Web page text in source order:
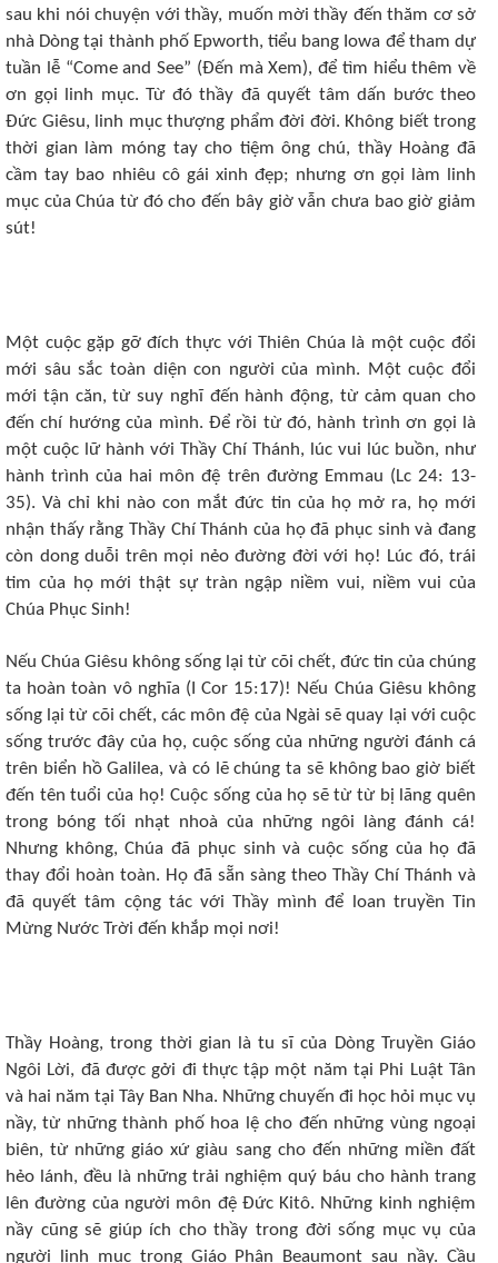
sau khi nói chuyện với thầy, muốn mời thầy đến thăm cơ sở
nhà Dòng tại thành phố Epworth, tiểu bang Iowa để tham dự
tuần lễ “Come and See” (Đến mà Xem), để tìm hiểu thêm về
ơn gọi linh mục. Từ đó thầy đã quyết tâm dấn bước theo
Đức Giêsu, linh mục thượng phẩm đời đời. Không biết trong
thời gian làm móng tay cho tiệm ông chú, thầy Hoàng đã
cầm tay bao nhiêu cô gái xinh đẹp; nhưng ơn gọi làm linh
mục của Chúa từ đó cho đến bây giờ vẫn chưa bao giờ giảm
sút!
Một cuộc gặp gỡ đích thực với Thiên Chúa là một cuộc đổi
mới sâu sắc toàn diện con người của mình. Một cuộc đổi
mới tận căn, từ suy nghĩ đến hành động, từ cảm quan cho
đến chí hướng của mình. Để rồi từ đó, hành trình ơn gọi là
một cuộc lữ hành với Thầy Chí Thánh, lúc vui lúc buồn, như
hành trình của hai môn đệ trên đường Emmau (Lc 24: 13-
35). Và chỉ khi nào con mắt đức tin của họ mở ra, họ mới
nhận thấy rằng Thầy Chí Thánh của họ đã phục sinh và đang
còn dong duỗi trên mọi nẻo đường đời với họ! Lúc đó, trái
tim của họ mới thật sự tràn ngập niềm vui, niềm vui của
Chúa Phục Sinh!
Nếu Chúa Giêsu không sống lại từ cõi chết, đức tin của chúng
ta hoàn toàn vô nghĩa (I Cor 15:17)! Nếu Chúa Giêsu không
sống lại từ cõi chết, các môn đệ của Ngài sẽ quay lại với cuộc
sống trước đây của họ, cuộc sống của những người đánh cá
trên biển hồ Galilea, và có lẽ chúng ta sẽ không bao giờ biết
đến tên tuổi của họ! Cuộc sống của họ sẽ từ từ bị lãng quên
trong bóng tối nhạt nhoà của những ngôi làng đánh cá!
Nhưng không, Chúa đã phục sinh và cuộc sống của họ đã
thay đổi hoàn toàn. Họ đã sẵn sàng theo Thầy Chí Thánh và
đã quyết tâm cộng tác với Thầy mình để loan truyền Tin
Mừng Nước Trời đến khắp mọi nơi!
Thầy Hoàng, trong thời gian là tu sĩ của Dòng Truyền Giáo
Ngôi Lời, đã được gởi đi thực tập một năm tại Phi Luật Tân
và hai năm tại Tây Ban Nha. Những chuyến đi học hỏi mục vụ
nầy, từ những thành phố hoa lệ cho đến những vùng ngoại
biên, từ những giáo xứ giàu sang cho đến những miền đất
hẻo lánh, đều là những trải nghiệm quý báu cho hành trang
lên đường của người môn đệ Đức Kitô. Những kinh nghiệm
nầy cũng sẽ giúp ích cho thầy trong đời sống mục vụ của
người linh mục trong Giáo Phận Beaumont sau nầy. Cầu